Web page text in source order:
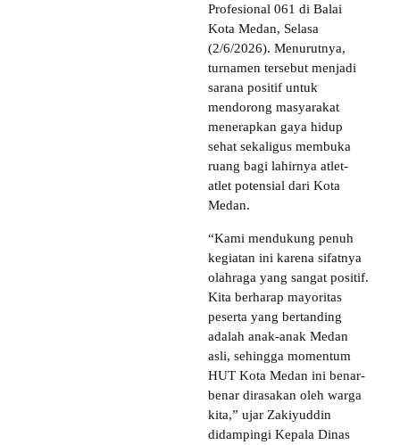
Profesional 061 di Balai
Kota Medan, Selasa
(2/6/2026). Menurutnya,
turnamen tersebut menjadi
sarana positif untuk
mendorong masyarakat
menerapkan gaya hidup
sehat sekaligus membuka
ruang bagi lahirnya atlet-
atlet potensial dari Kota
Medan.
“Kami mendukung penuh
kegiatan ini karena sifatnya
olahraga yang sangat positif.
Kita berharap mayoritas
peserta yang bertanding
adalah anak-anak Medan
asli, sehingga momentum
HUT Kota Medan ini benar-
benar dirasakan oleh warga
kita,” ujar Zakiyuddin
didampingi Kepala Dinas